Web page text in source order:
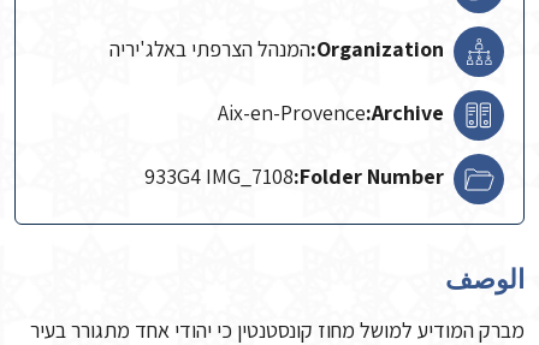
Organization: המנהל הצרפתי באלג'יריה
Archive:
Aix-en-Provence
Folder Number:
933G4 IMG_7108
الوصف
מברק המודיע למושל מחוז קונסטנטין כי יהודי אחד מתגורר בעיר